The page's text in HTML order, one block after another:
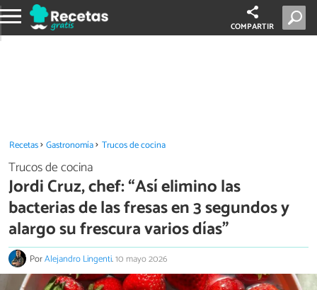
COMPARTIR
Recetas Gastronomía Trucos de cocina
Trucos de cocina
Jordi Cruz, chef: “Así elimino las
bacterias de las fresas en 3 segundos y
alargo su frescura varios días”
PorAlejandro Lingenti.10 mayo 2026